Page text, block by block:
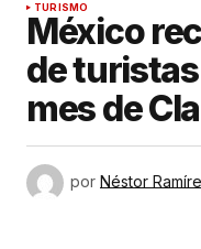
TURISMO
México
de
mes de
por Néstor